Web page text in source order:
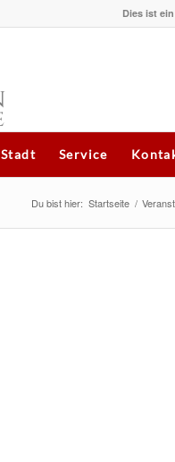
Dies ist
Stadt Service
Du bist hier: Startseite /